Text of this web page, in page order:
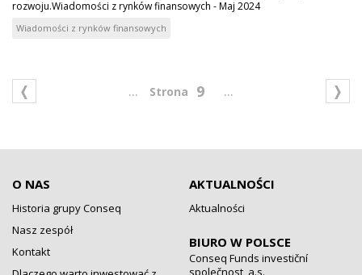
rozwoju.Wiadomości z rynków finansowych - Maj 2024
Wiadomości z rynków finansowych
... 9 ...
O NAS
Historia grupy Conseq
Nasz zespół
Kontakt
AKTUALNOŚCI
Aktualności
BIURO W POLSCE
Conseq Funds investiční
společnost, a.s.